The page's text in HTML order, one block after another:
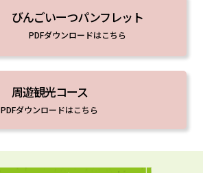
びんごいーつパンフレット
PDFダウンロードはこちら
周遊観光コース
PDFダウンロードはこちら